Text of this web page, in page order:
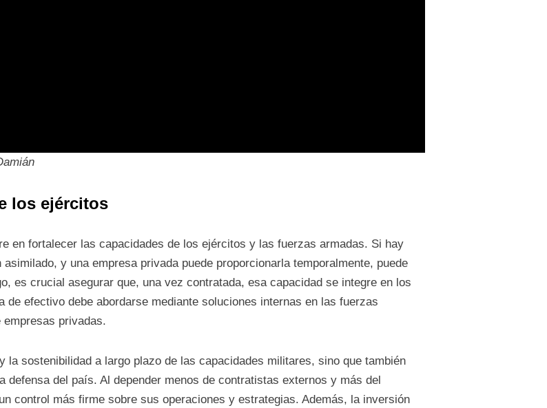
los ejércitos
en fortalecer las capacidades de los ejércitos y las fuerzas armadas. Si hay
y una empresa privada puede proporcionarla temporalmente, puede
es crucial asegurar que, una vez contratada, esa capacidad se integre en los
efectivo debe abordarse mediante soluciones internas en las fuerzas
empresas privadas.
la sostenibilidad a largo plazo de las capacidades militares, sino que también
del país. Al depender menos de contratistas externos y más del
control más firme sobre sus operaciones y estrategias. Además, la inversión